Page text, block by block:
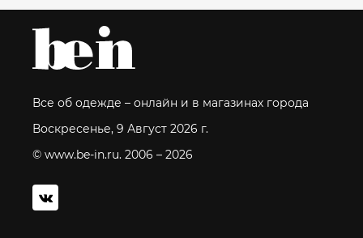
Все об одежде – онлайн и в магазинах города
Воскресенье, 9 Август 2026 г.
© www.be-in.ru. 2006 – 2026